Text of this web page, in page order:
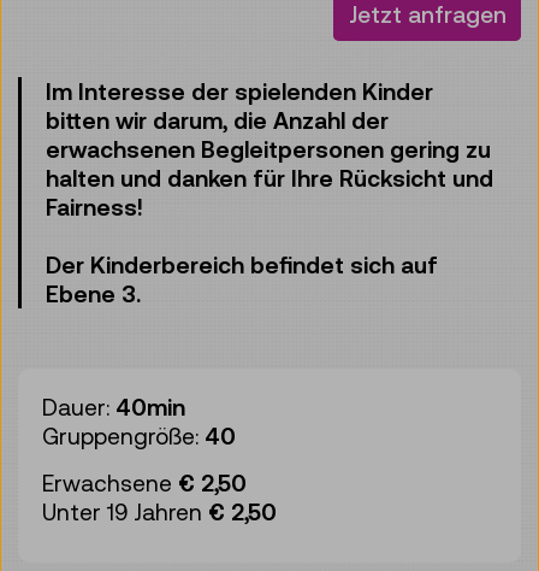
Jetzt anfragen
Im Interesse der spielenden Kinder
bitten wir darum, die Anzahl der
erwachsenen Begleitpersonen gering zu
halten und danken für Ihre Rücksicht und
Fairness!
Der Kinderbereich befindet sich auf
Ebene 3.
Dauer: 40min
Gruppengröße: 40
Erwachsene € 2,50
Unter 19 Jahren € 2,50